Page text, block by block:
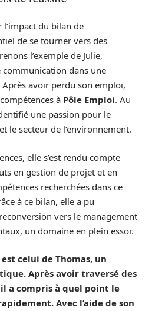
du bilan de
de se tourner vers des
l’exemple de Julie,
communication dans une
avoir perdu son emploi,
à Pôle Emploi. Au
une passion pour le
le secteur de l’environnement.
elle s’est rendu compte
en gestion de projet et en
recherchées dans ce
à ce bilan, elle a pu
vers le management
un domaine en plein essor.
celui de Thomas, un
Après avoir traversé des
a compris à quel point le
Avec l’aide de son